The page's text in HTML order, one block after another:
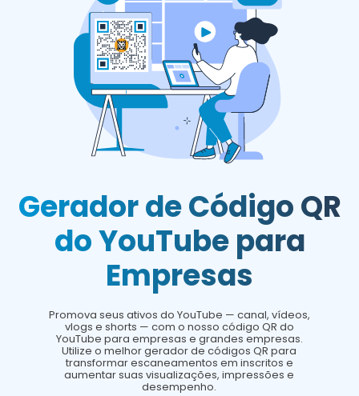
Gerador de Código QR
do YouTube para
Empresas
Promova seus ativos do YouTube — canal, vídeos,
vlogs e shorts — com o nosso código QR do
YouTube para empresas e grandes empresas.
Utilize o melhor gerador de códigos QR para
transformar escaneamentos em inscritos e
aumentar suas visualizações, impressões e
desempenho.